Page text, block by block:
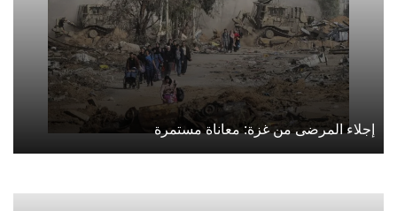
إجلاء المرضى من غزة: معاناة مستمرة